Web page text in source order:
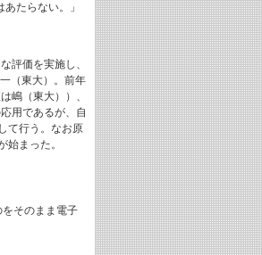
たらない。」
評価を実施し、
（東大）。前年
嶋（東大））、
用であるが、自
て行う。なお原
まった。
そのまま電子